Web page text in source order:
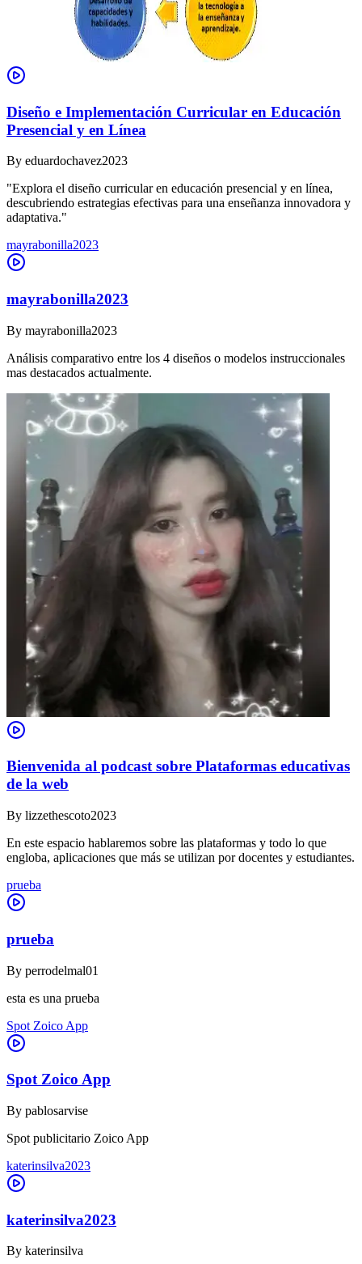
Diseño e Implementación Curricular en Educación
Presencial y en Línea
By eduardochavez2023
"Explora el diseño curricular en educación presencial y en línea,
descubriendo estrategias efectivas para una enseñanza innovadora y
adaptativa."
mayrabonilla2023
mayrabonilla2023
By mayrabonilla2023
Análisis comparativo entre los 4 diseños o modelos instruccionales
mas destacados actualmente.
Bienvenida al podcast sobre Plataformas educativas
de la web
By lizzethescoto2023
En este espacio hablaremos sobre las plataformas y todo lo que
engloba, aplicaciones que más se utilizan por docentes y estudiantes.
prueba
prueba
By perrodelmal01
esta es una prueba
Spot Zoico App
Spot Zoico App
By pablosarvise
Spot publicitario Zoico App
katerinsilva2023
katerinsilva2023
By katerinsilva